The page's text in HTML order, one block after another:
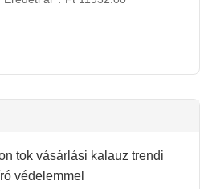
tok vásárlási kalauz trendi
védelemmel